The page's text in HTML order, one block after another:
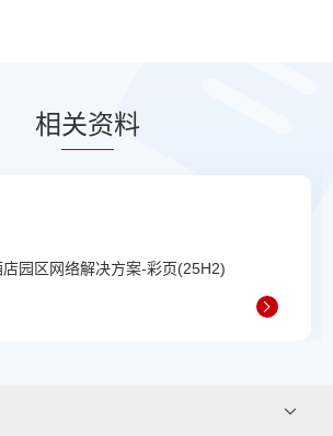
相关资料
园区网络解决方案-彩页(25H2)